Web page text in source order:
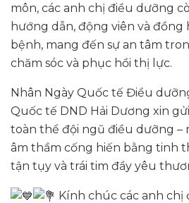
môn, các anh chị điều dưỡng
hướng dẫn, động viên và
bệnh, mang đến sự an tâm
chăm sóc và phục hồi thị lực.
Nhân Ngày Quốc tế Điều
Quốc tế DND Hải Dương xin
toàn thể đội ngũ điều dưỡng –
âm thầm cống hiến bằng tinh
tận tụy và trái tim đầy yêu
Kính chúc các anh